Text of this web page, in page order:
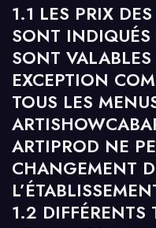
1.1 LES PRIX
SONT INDIQUÉS
SONT
EXCEPTION
TOUS LES
ARTIPROD NE
CHANGEMENT
1.2 DIFFÉRENTS